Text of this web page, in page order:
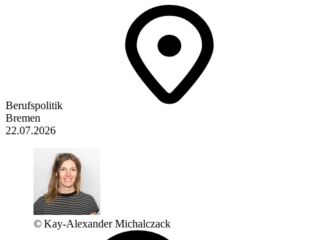
Berufspolitik
Bremen
22.07.2026
© Kay-Alexander Michalczack